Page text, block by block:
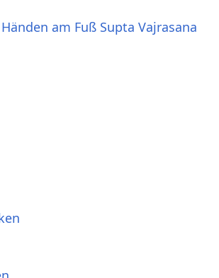
am Fuß Supta Vajrasana